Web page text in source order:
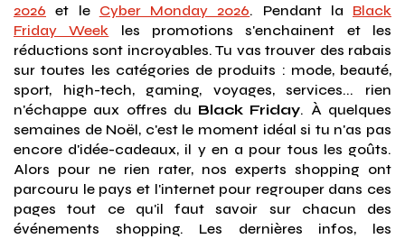
2026 et le Cyber Monday 2026. Pendant la Black
Friday Week les promotions s'enchainent et les
réductions sont incroyables. Tu vas trouver des rabais
sur toutes les catégories de produits : mode, beauté,
sport, high-tech, gaming, voyages, services... rien
n'échappe aux offres du Black Friday. À quelques
semaines de Noël, c'est le moment idéal si tu n'as pas
encore d'idée-cadeaux, il y en a pour tous les goûts.
Alors pour ne rien rater, nos experts shopping ont
parcouru le pays et l'internet pour regrouper dans ces
pages tout ce qu'il faut savoir sur chacun des
événements shopping. Les dernières infos, les